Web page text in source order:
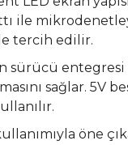
ile
tercih edilir.
sürücü
sağlar.
öne